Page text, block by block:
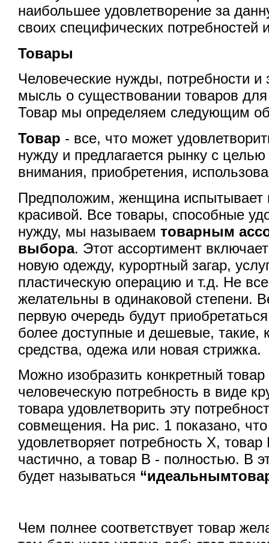
наибольшее удовлетворение за
своих специфических потребностей
Товары
Человеческие нужды, потребности и
мысль о существовании товаров
Товар мы определяем следующим
Товар - все, что может
нужду и предлагается рынку с
внимания, приобретения,
Предположим, женщина испытывает
красивой. Все товары, способные
нужду, мы называемтоварным
выбора. Этот ассортимент
новую одежду, курортный загар,
пластическую операцию и т.д. Не
желательны в одинаковой степени.
первую очередь будут
более доступные и дешевые, такие,
средства, одежа или новая стрижка.
Можно изобразить конкретный
человеческую потребность в виде
товара удовлетворить эту
совмещения. На рис. 1 показано,
удовлетворяет потребность Х,
частично, а товар В - полностью. В
будет называться “идеальным
Чем полнее соответствует товар